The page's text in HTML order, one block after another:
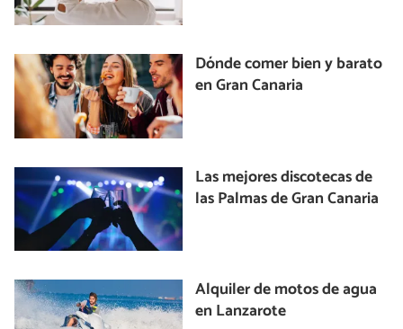
Dónde comer bien y barato
en Gran Canaria
Las mejores discotecas de
las Palmas de Gran Canaria
Alquiler de motos de agua
en Lanzarote